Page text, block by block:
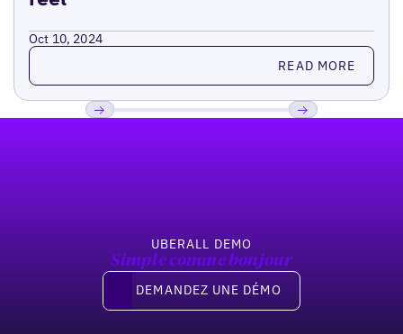
Oct 10, 2024
Read more READ MORE
UBERALL DEMO
Simple comme bonjour
Demandez une démo
DEMANDEZ UNE DÉMO